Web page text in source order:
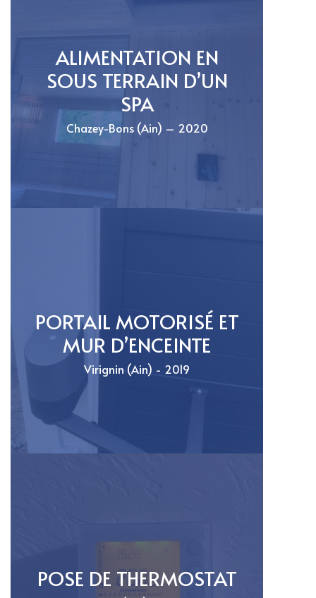
ALIMENTATION EN
SOUS TERRAIN D’UN
SPA
Chazey-Bons (Ain) – 2020
PORTAIL MOTORISÉ ET
MUR D’ENCEINTE
Virignin (Ain) - 2019
POSE DE THERMOSTAT